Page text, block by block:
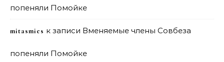
попеняли Помойке
mitasmies к записи Вменяемые члены Совбеза
попеняли Помойке